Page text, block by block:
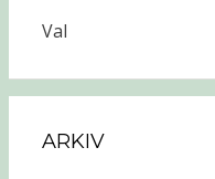
Val
ARKIV